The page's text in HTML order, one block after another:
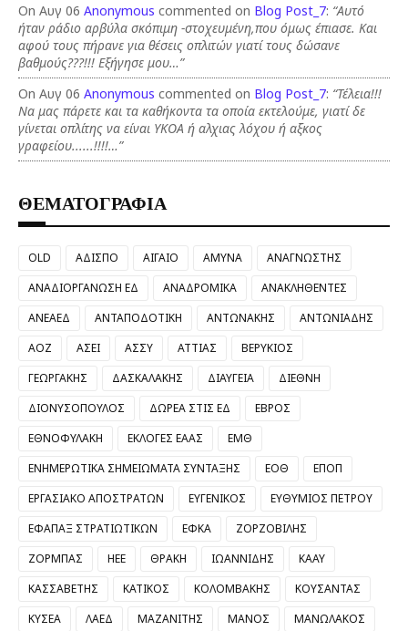
On Αυγ 06 Anonymous commented on Blog Post_7: “Αυτό
ήταν ράδιο αρβύλα σκόπιμη -στοχευμένη,που όμως έπιασε. Και
αφού τους πήρανε για θέσεις οπλιτών γιατί τους δώσανε
βαθμούς???!!! Εξήγησε μου…”
On Αυγ 06 Anonymous commented on Blog Post_7: “Τέλεια!!!
Να μας πάρετε και τα καθήκοντα τα οποία εκτελούμε, γιατί δε
γίνεται οπλίτης να είναι ΥΚΟΑ ή αλχιας λόχου ή αξκος
γραφείου......!!!!…”
ΘΕΜΑΤΟΓΡΑΦΙΑ
OLD ΑΔΙΣΠΟ ΑΙΓΑΙΟ ΑΜΥΝΑ
ΑΝΑΓΝΩΣΤΗΣ
ΑΝΑΔΙΟΡΓΑΝΩΣΗ ΕΔ
ΑΝΑΔΡΟΜΙΚΑ
ΑΝΑΚΛΗΘΕΝΤΕΣ
ΑΝΕΑΕΔ
ΑΝΤΑΠΟΔΟΤΙΚΗ ΑΝΤΩΝΑΚΗΣ
ΑΝΤΩΝΙΑΔΗΣ
ΑΟΖ
ΑΣΕΙ ΑΣΣΥ ΑΤΤΙΑΣ
ΒΕΡΥΚΙΟΣ
ΓΕΩΡΓΑΚΗΣ
ΔΑΣΚΑΛΑΚΗΣ ΔΙΑΥΓΕΙΑ
ΔΙΕΘΝΗ
ΔΙΟΝΥΣΟΠΟΥΛΟΣ
ΔΩΡΕΑ ΣΤΙΣ ΕΔ
ΕΒΡΟΣ
ΕΘΝΟΦΥΛΑΚΗ
ΕΚΛΟΓΕΣ ΕΑΑΣ
ΕΜΘ
ΕΝΗΜΕΡΩΤΙΚΑ ΣΗΜΕΙΩΜΑΤΑ ΣΥΝΤΑΞΗΣ
ΕΟΘ
ΕΠΟΠ
ΕΡΓΑΣΙΑΚΟ ΑΠΟΣΤΡΑΤΩΝ
ΕΥΓΕΝΙΚΟΣ
ΕΥΘΥΜΙΟΣ ΠΕΤΡΟΥ
ΕΦΑΠΑΞ ΣΤΡΑΤΙΩΤΙΚΩΝ
ΕΦΚΑ
ΖΟΡΖΟΒΙΛΗΣ
ΖΟΡΜΠΑΣ
ΗΕΕ ΘΡΑΚΗ ΙΩΑΝΝΙΔΗΣ
ΚΑΑΥ
ΚΑΣΣΑΒΕΤΗΣ
ΚΑΤΙΚΟΣ ΚΟΛΟΜΒΑΚΗΣ
ΚΟΥΣΑΝΤΑΣ
ΚΥΣΕΑ
ΛΑΕΔ ΜΑΖΑΝΙΤΗΣ ΜΑΝΟΣ
ΜΑΝΩΛΑΚΟΣ